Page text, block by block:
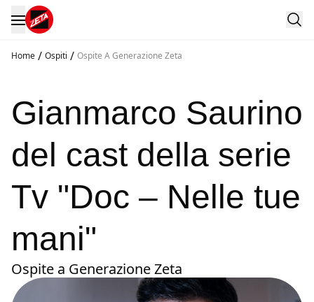
Home / Ospiti / Ospite A Generazione Zeta
Gianmarco Saurino
del cast della serie
Tv "Doc – Nelle tue
mani"
Ospite a Generazione Zeta